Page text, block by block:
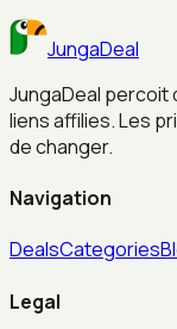
JungaDeal
JungaDeal percoit
liens affilies. Les
de changer.
Navigation
DealsCategories
Legal